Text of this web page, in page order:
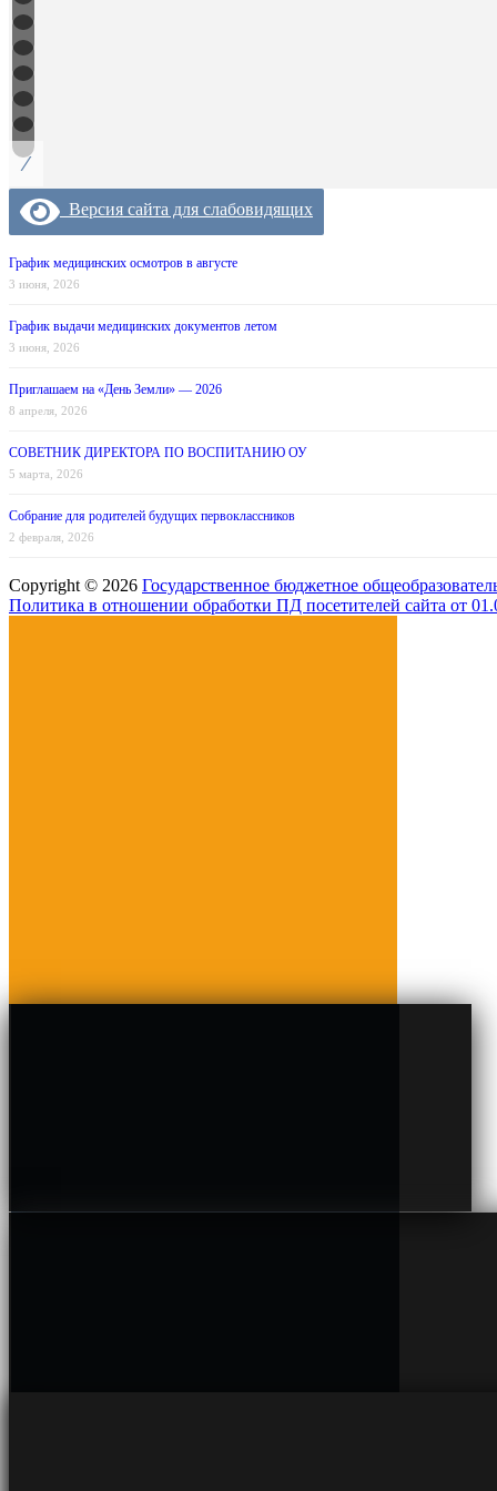
/
Версия сайта для слабовидящих
График медицинских осмотров в августе
3 июня, 2026
График выдачи медицинских документов летом
3 июня, 2026
Приглашаем на «День Земли» — 2026
8 апреля, 2026
СОВЕТНИК ДИРЕКТОРА ПО ВОСПИТАНИЮ ОУ
5 марта, 2026
Собрание для родителей будущих первоклассников
2 февраля, 2026
Copyright © 2026 Государственное бюджетное
Политика в отношении обработки ПД посетителей сайта от